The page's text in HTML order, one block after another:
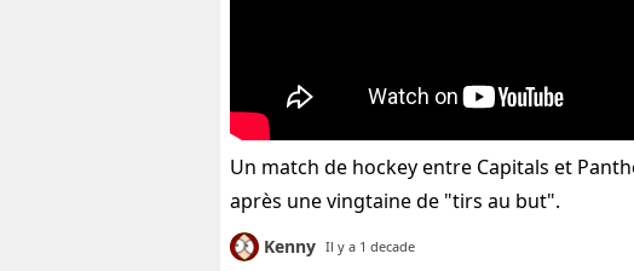
Un match de hockey entre Capitals et
après une vingtaine de "tirs au but".
Kenny Il y a 1 decade